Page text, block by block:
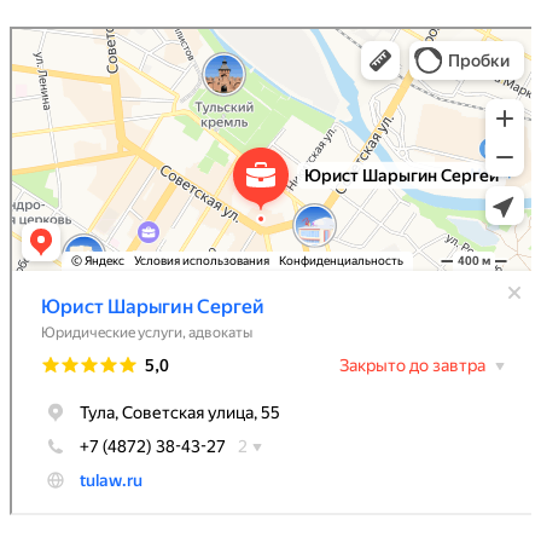
Юрист Шарыгин Сергей
Юридические услуги в Туле